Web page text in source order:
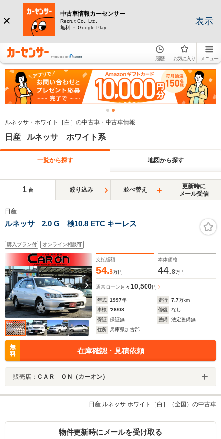
中古車情報カーセンサー
Recruit Co., Ltd.
無料 － Google Play
表示
履歴 お気に入り メニュー
ルネッサ・ホワイト［白］の中古車・中古車情報
日産 ルネッサ ホワイト系
一覧から探す 地図から探す
1 台 絞り込み 並べ替え
更新時に
メール受信
日産
ルネッサ 2.0 G 検10.8 ETC キーレス
購入プラン付 オンライン相談可
支払総額
54.8万円
本体価格
44.8万円
通常ローン 月々10,500円
年式 1997年 走行 7.7万km
車検
'28/08 修復
なし
保証
保証無 整備
法定整備無
住所
兵庫県加古郡
無
料
在庫確認・見積依頼
販売店： ＣＡＲ ＯＮ（カーオン）
日産 ルネッサ ホワイト［白］（全国）の中古車
物件更新時にメールを受け取る